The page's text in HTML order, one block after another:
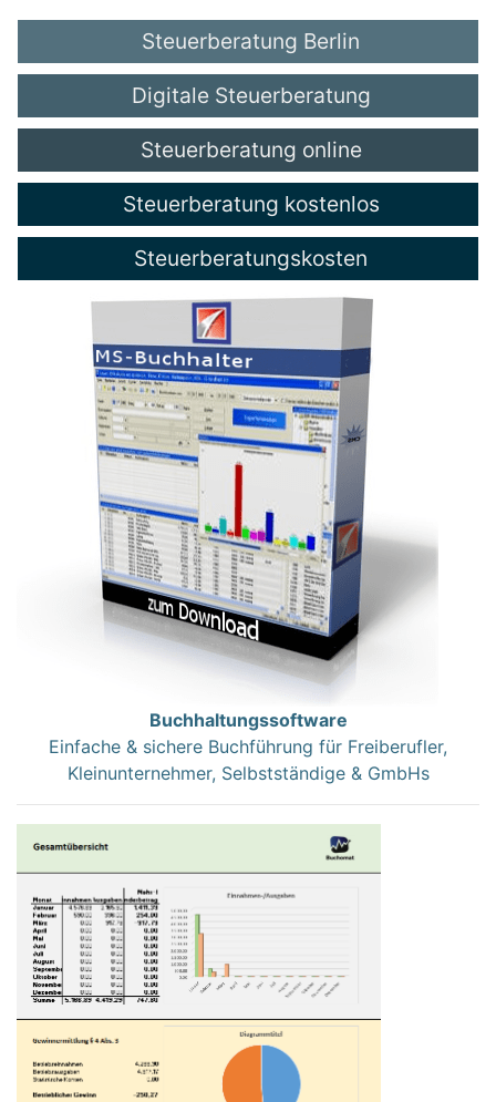
Steuerberatung Berlin
Digitale Steuerberatung
Steuerberatung online
Steuerberatung kostenlos
Steuerberatungskosten
Buchhaltungssoftware
Einfache & sichere Buchführung für Freiberufler,
Kleinunternehmer, Selbstständige & GmbHs